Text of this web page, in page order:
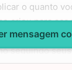
o quanto
criou para ser
e espero
seguindo
mensagem